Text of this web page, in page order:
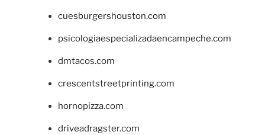
cuesburgershouston.com
psicologiaespecializadaencampeche.com
dmtacos.com
crescentstreetprinting.com
hornopizza.com
driveadragster.com